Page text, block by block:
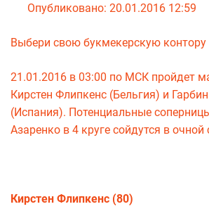
Опубликовано: 20.01.2016 12:59
Выбери свою букмекерскую контору
21.01.2016 в 03:00 по МСК пройдет
Кирстен Флипкенс (Бельгия) и
(Испания). Потенциальные
Азаренко в 4 круге сойдутся в очной
Кирстен Флипкенс (80)